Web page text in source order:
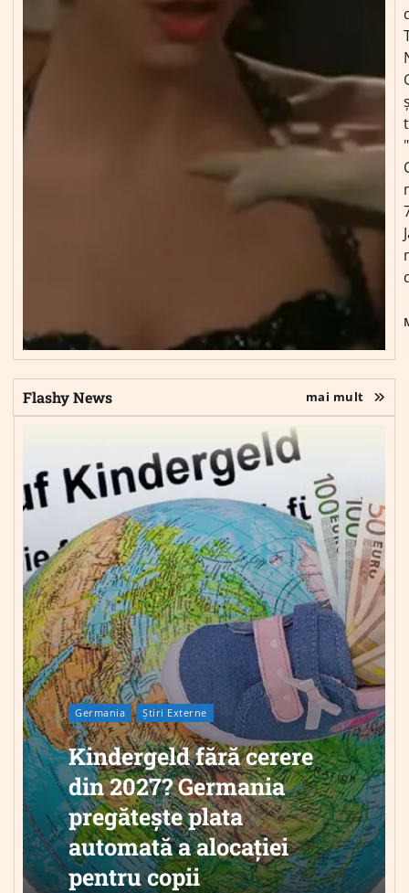
Flashy News mai mult
Germania Știri Externe
Kindergeld fără cerere
din 2027? Germania
pregătește plata
automată a alocației
pentru copii